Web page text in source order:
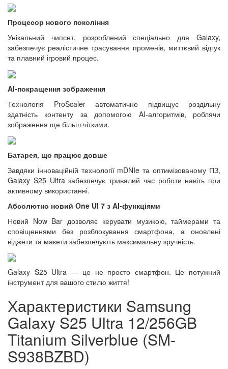
Процесор нового покоління
Унікальний чипсет, розроблений спеціально для Galaxy,
забезпечує реалістичне трасування променів, миттєвий відгук
та плавний ігровий процес.
AI-покращення зображення
Технологія ProScaler автоматично підвищує роздільну
здатність контенту за допомогою AI-алгоритмів, роблячи
зображення ще більш чіткими.
Батарея, що працює довше
Завдяки інноваційній технології mDNIe та оптимізованому ПЗ,
Galaxy S25 Ultra забезпечує тривалий час роботи навіть при
активному використанні.
Абсолютно новий One UI 7 з AI-функціями
Новий Now Bar дозволяє керувати музикою, таймерами та
сповіщеннями без розблокування смартфона, а оновлені
віджети та макети забезпечують максимальну зручність.
Galaxy S25 Ultra — це не просто смартфон. Це потужний
інструмент для вашого стилю життя!
Характеристики Samsung
Galaxy S25 Ultra 12/256GB
Titanium Silverblue (SM-
S938BZBD)